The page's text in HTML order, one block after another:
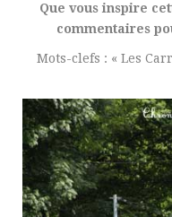
Que vous inspire
commentaires
Mots-clefs : « Les